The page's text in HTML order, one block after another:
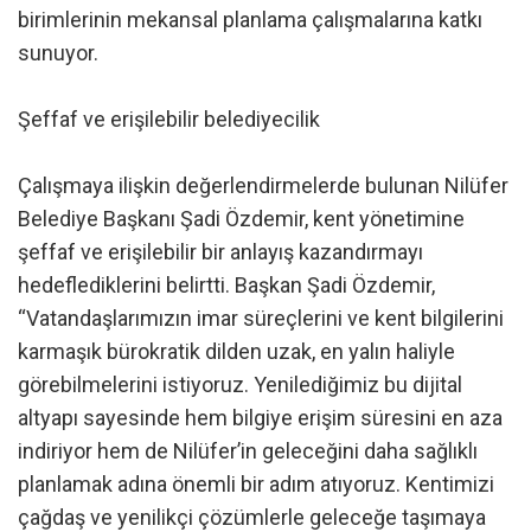
birimlerinin mekansal planlama çalışmalarına katkı
sunuyor.
Şeffaf ve erişilebilir belediyecilik
Çalışmaya ilişkin değerlendirmelerde bulunan Nilüfer
Belediye Başkanı Şadi Özdemir, kent yönetimine
şeffaf ve erişilebilir bir anlayış kazandırmayı
hedeflediklerini belirtti. Başkan Şadi Özdemir,
“Vatandaşlarımızın imar süreçlerini ve kent bilgilerini
karmaşık bürokratik dilden uzak, en yalın haliyle
görebilmelerini istiyoruz. Yenilediğimiz bu dijital
altyapı sayesinde hem bilgiye erişim süresini en aza
indiriyor hem de Nilüfer’in geleceğini daha sağlıklı
planlamak adına önemli bir adım atıyoruz. Kentimizi
çağdaş ve yenilikçi çözümlerle geleceğe taşımaya